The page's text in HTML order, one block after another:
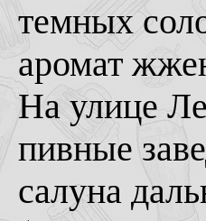
темных
аромат
На улице
пивные
салуна